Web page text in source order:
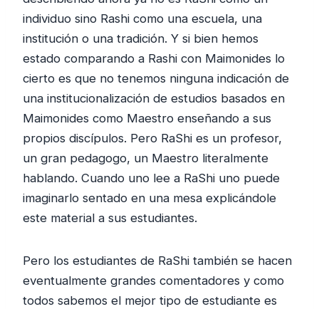
individuo sino Rashi como una escuela, una
institución o una tradición. Y si bien hemos
estado comparando a Rashi con Maimonides lo
cierto es que no tenemos ninguna indicación de
una institucionalización de estudios basados en
Maimonides como Maestro enseñando a sus
propios discípulos. Pero RaShi es un profesor,
un gran pedagogo, un Maestro literalmente
hablando. Cuando uno lee a RaShi uno puede
imaginarlo sentado en una mesa explicándole
este material a sus estudiantes.
Pero los estudiantes de RaShi también se hacen
eventualmente grandes comentadores y como
todos sabemos el mejor tipo de estudiante es